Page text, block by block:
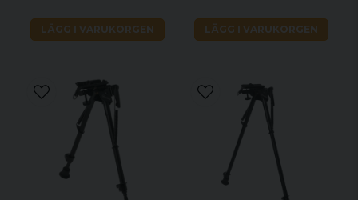
LÄGG I VARUKORGEN LÄGG I VARUKORGEN